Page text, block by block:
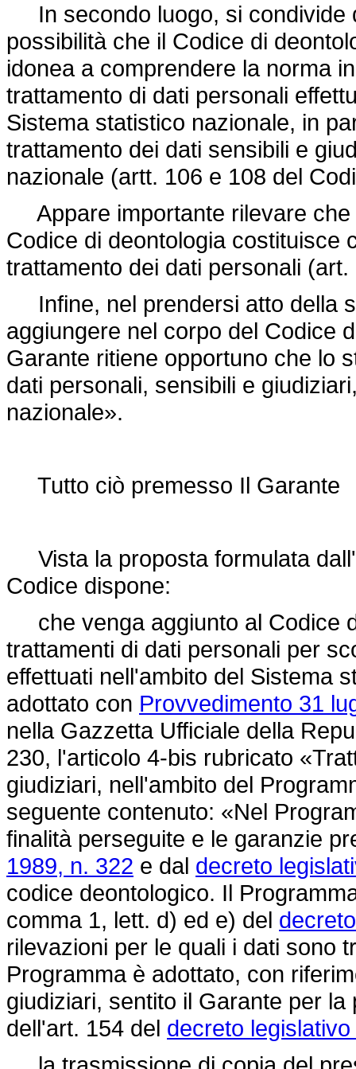
In secondo luogo, si condivide
possibilità che il Codice di
idonea a comprendere la norma
trattamento di dati personali
Sistema statistico nazionale, in
trattamento dei dati sensibili e
nazionale (artt. 106 e 108 del
Appare importante rilevare che
Codice di deontologia costituisce
trattamento dei dati personali
Infine, nel prendersi atto della
aggiungere nel corpo del Codice
Garante ritiene opportuno che lo
dati personali, sensibili e
nazionale».
Tutto ciò premesso Il Garante
Vista la proposta formulata
Codice dispone:
che venga aggiunto al Codice
trattamenti di dati personali per
effettuati nell'ambito del Sistema
adottato con Provvedimento 31
nella Gazzetta Ufficiale della
230, l'articolo 4-bis rubricato
giudiziari, nell'ambito del
seguente contenuto: «Nel
finalità perseguite e le garanzie
1989, n. 322 e dal decreto
codice deontologico. Il
comma 1, lett. d) ed e) del
rilevazioni per le quali i dati sono
Programma è adottato, con
giudiziari, sentito il Garante per
dell'art. 154 del decreto